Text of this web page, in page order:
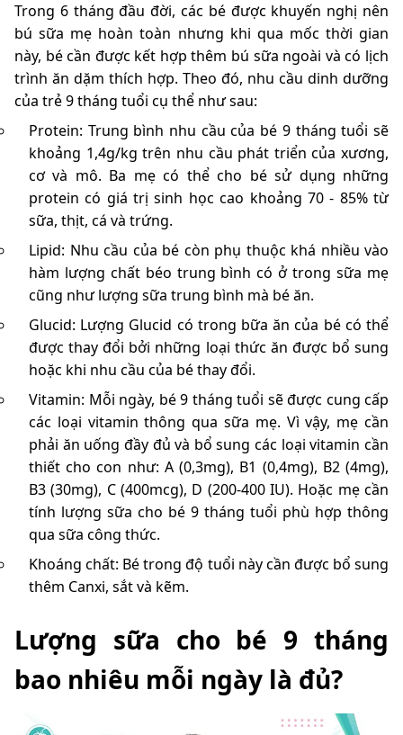
Trong 6 tháng đầu đời, các bé được khuyến nghị nên
bú sữa mẹ hoàn toàn nhưng khi qua mốc thời gian
này, bé cần được kết hợp thêm bú sữa ngoài và có lịch
trình ăn dặm thích hợp. Theo đó, nhu cầu dinh dưỡng
của trẻ 9 tháng tuổi cụ thể như sau:
Protein: Trung bình nhu cầu của bé 9 tháng tuổi sẽ
khoảng 1,4g/kg trên nhu cầu phát triển của xương,
cơ và mô. Ba mẹ có thể cho bé sử dụng những
protein có giá trị sinh học cao khoảng 70 - 85% từ
sữa, thịt, cá và trứng.
Lipid: Nhu cầu của bé còn phụ thuộc khá nhiều vào
hàm lượng chất béo trung bình có ở trong sữa mẹ
cũng như lượng sữa trung bình mà bé ăn.
Glucid: Lượng Glucid có trong bữa ăn của bé có thể
được thay đổi bởi những loại thức ăn được bổ sung
hoặc khi nhu cầu của bé thay đổi.
Vitamin: Mỗi ngày, bé 9 tháng tuổi sẽ được cung cấp
các loại vitamin thông qua sữa mẹ. Vì vậy, mẹ cần
phải ăn uống đầy đủ và bổ sung các loại vitamin cần
thiết cho con như: A (0,3mg), B1 (0,4mg), B2 (4mg),
B3 (30mg), C (400mcg), D (200-400 IU). Hoặc mẹ cần
tính lượng sữa cho bé 9 tháng tuổi phù hợp thông
qua sữa công thức.
Khoáng chất: Bé trong độ tuổi này cần được bổ sung
thêm Canxi, sắt và kẽm.
Lượng sữa cho bé 9 tháng
bao nhiêu mỗi ngày là đủ?